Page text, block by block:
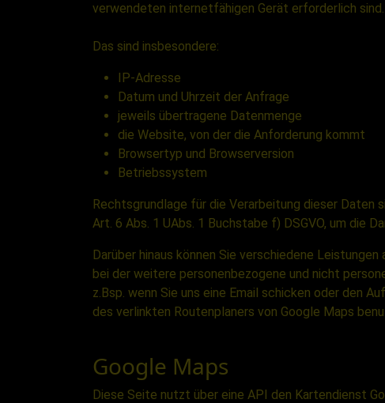
verwendeten internetfähigen Gerät erforderlich sind.
Das sind insbesondere:
IP-Adresse
Datum und Uhrzeit der Anfrage
jeweils übertragene Datenmenge
die Website, von der die Anforderung kommt
Browsertyp und Browserversion
Betriebssystem
Rechtsgrundlage für die Verarbeitung dieser Daten
Art. 6 Abs. 1 UAbs. 1 Buchstabe f) DSGVO, um die
Darüber hinaus können Sie verschiedene
bei der weitere personenbezogene und nicht
z.Bsp. wenn Sie uns eine Email schicken oder den
des verlinkten Routenplaners von Google Maps
Google Maps
Diese Seite nutzt über eine API den Kartendienst